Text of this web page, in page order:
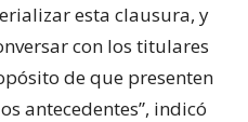
esta clausura, y
con los titulares
de que presenten
antecedentes”, indicó